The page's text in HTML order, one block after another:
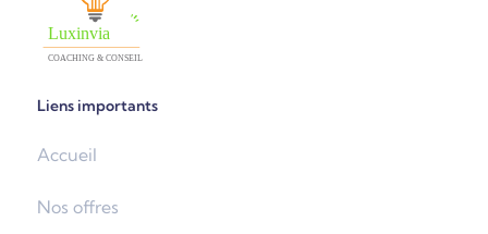
Liens importants
Accueil
Nos offres